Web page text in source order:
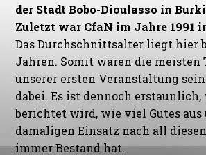
der Stadt Bobo-Dioulasso in
Zuletzt war CfaN im Jahre 1991
Das Durchschnittsalter liegt hier
Jahren. Somit waren die meisten
unserer ersten Veranstaltung
dabei. Es ist dennoch erstaunlich,
berichtet wird, wie viel Gutes aus
damaligen Einsatz nach all
immer Bestand hat.